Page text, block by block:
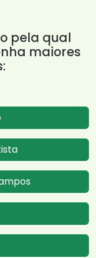
pela qual
maiores